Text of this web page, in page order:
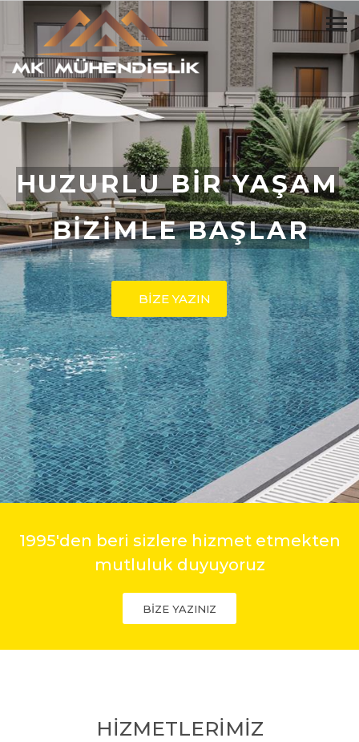
BİZİMLE BAŞLAR
BİZE YAZIN
HUZURLU BİR YAŞAM
1995'den beri sizlere hizmet etmekten
mutluluk duyuyoruz
BİZE YAZINIZ
HİZMETLERİMİZ